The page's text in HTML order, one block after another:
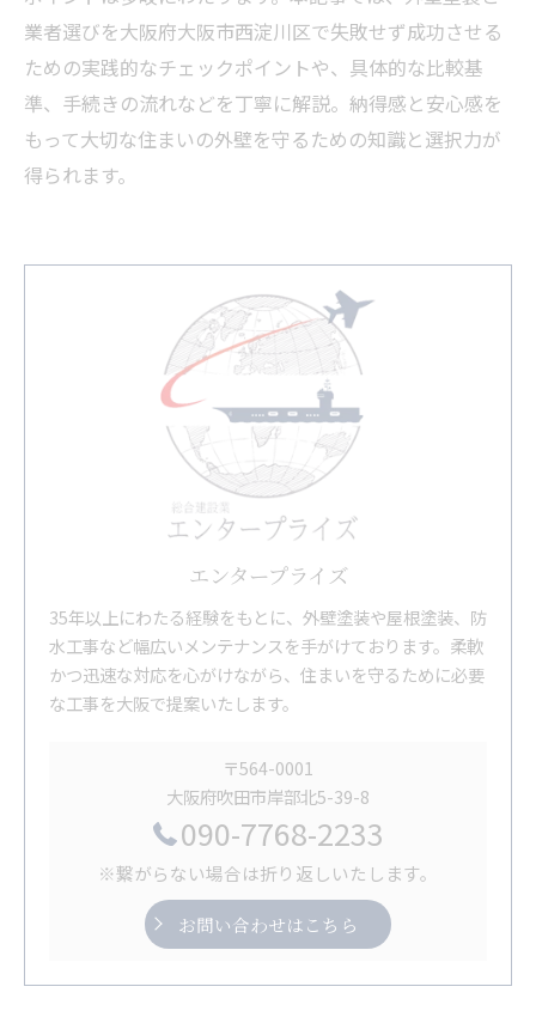
業者選びを大阪府大阪市西淀川区で失敗せず成功させる
ための実践的なチェックポイントや、具体的な比較基
準、手続きの流れなどを丁寧に解説。納得感と安心感を
もって大切な住まいの外壁を守るための知識と選択力が
得られます。
エンタープライズ
35年以上にわたる経験をもとに、外壁塗装や屋根塗装、防
水工事など幅広いメンテナンスを手がけております。柔軟
かつ迅速な対応を心がけながら、住まいを守るために必要
な工事を大阪で提案いたします。
〒564-0001
大阪府吹田市岸部北5-39-8
090-7768-2233
※繋がらない場合は折り返しいたします。
お問い合わせはこちら